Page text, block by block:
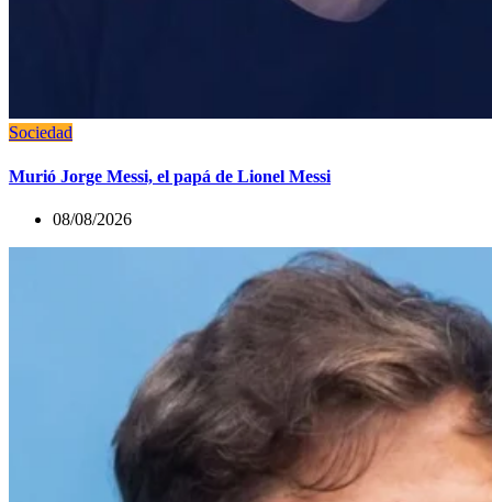
Sociedad
Murió Jorge Messi, el papá de Lionel Messi
08/08/2026